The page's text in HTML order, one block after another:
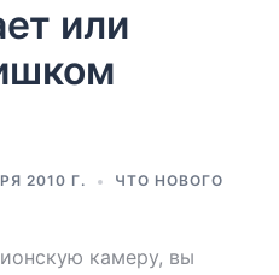
или
2010 Г. ЧТО НОВОГО
камеру, вы